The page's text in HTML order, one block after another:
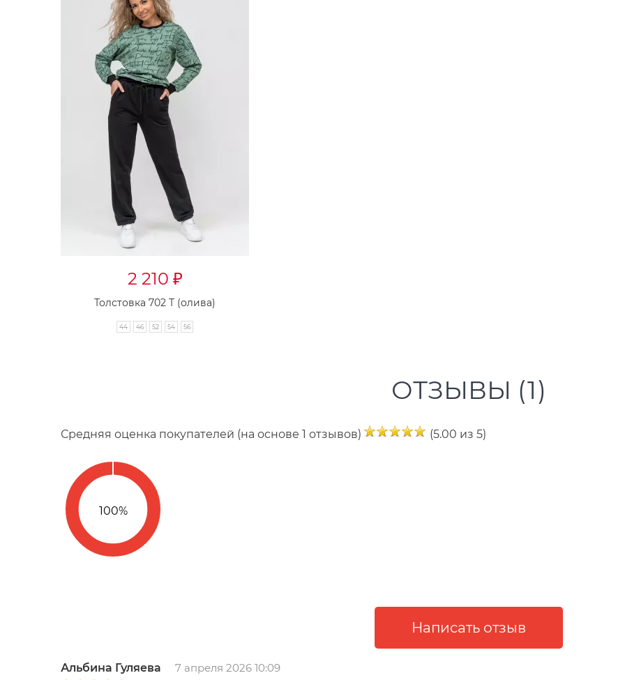
2 210 ₽
Толстовка 702 Т (олива)
44 46 52 54 56
ОТЗЫВЫ (1)
Средняя оценка покупателей (на основе 1 отзывов) (5.00 из 5)
Альбина Гуляева 7 апреля 2026 10:09